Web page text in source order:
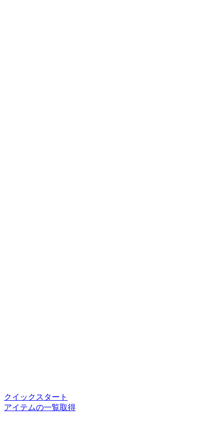
クイックスタート
アイテムの一覧取得